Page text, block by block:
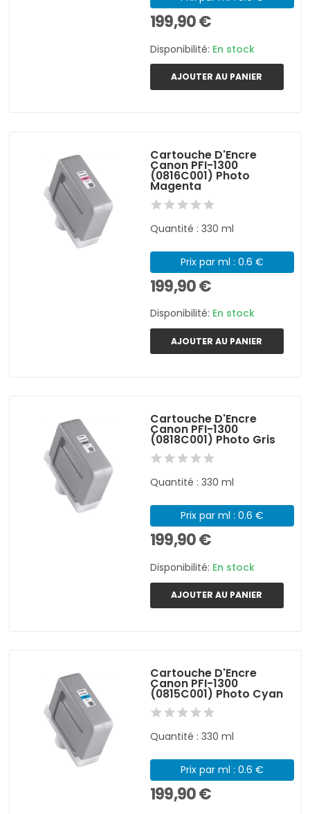
199,90 €
Disponibilité: En stock
AJOUTER AU PANIER
Cartouche D'Encre
Canon PFI-1300
(0816C001) Photo
Magenta
Quantité : 330 ml
Prix par ml : 0.6 €
199,90 €
Disponibilité: En stock
AJOUTER AU PANIER
Cartouche D'Encre
Canon PFI-1300
(0818C001) Photo Gris
Quantité : 330 ml
Prix par ml : 0.6 €
199,90 €
Disponibilité: En stock
AJOUTER AU PANIER
Cartouche D'Encre
Canon PFI-1300
(0815C001) Photo Cyan
Quantité : 330 ml
Prix par ml : 0.6 €
199,90 €